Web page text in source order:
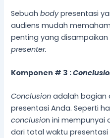
Sebuahbodypresentasi
audiens mudah
penting yang
presenter.
Komponen # 3 :
Conclusion adalah bagian
presentasi Anda. Seperti
conclusion ini mempunyai
dari total waktu presentasi